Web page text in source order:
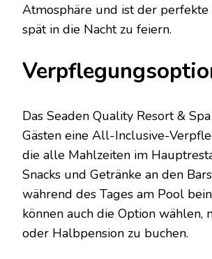
Atmosphäre und ist der perfekte
spät in die Nacht zu feiern.
Das Seaden Quality Resort &
Gästen eine All-Inclusive-
die alle Mahlzeiten im
Snacks und Getränke an den
während des Tages am Pool
können auch die Option wählen,
oder Halbpension zu buchen.